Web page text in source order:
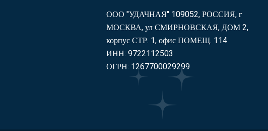
ООО "УДАЧНАЯ" 109052, РОССИЯ, г
МОСКВА, ул СМИРНОВСКАЯ, ДОМ 2,
корпус СТР. 1, офис ПОМЕЩ. 114
ИНН: 9722112503
ОГРН: 1267700029299